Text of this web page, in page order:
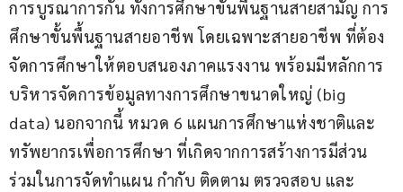
การบูรณาการกัน ทั้งการศึกษาขั้นพื้นฐานสายสามัญ การ
ศึกษาขั้นพื้นฐานสายอาชีพ โดยเฉพาะสายอาชีพ ที่ต้อง
จัดการศึกษาให้ตอบสนองภาคแรงงาน พร้อมมีหลักการ
บริหารจัดการข้อมูลทางการศึกษาขนาดใหญ่ (big
data) นอกจากนี้ หมวด 6 แผนการศึกษาแห่งชาติและ
ทรัพยากรเพื่อการศึกษา ที่เกิดจากการสร้างการมีส่วน
ร่วมในการจัดทำแผน กำกับ ติดตาม ตรวจสอบ และ